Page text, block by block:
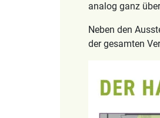
analog ganz
Neben den
der gesamten